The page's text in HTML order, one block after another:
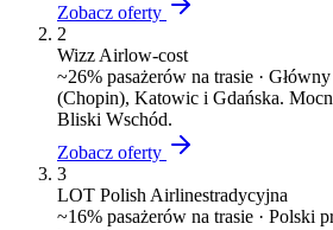
Zobacz oferty
2
Wizz Airlow-cost
~26% pasażerów na trasie ·
(Chopin), Katowic i Gdańska.
Bliski Wschód.
Zobacz oferty
3
LOT Polish Airlinestradycyjna
~16% pasażerów na trasie · Polski